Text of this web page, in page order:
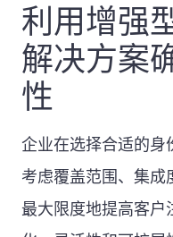
利用增强
解决方案
性
企业在选择合适的身
考虑覆盖范围、集成
最大限度地提高客户